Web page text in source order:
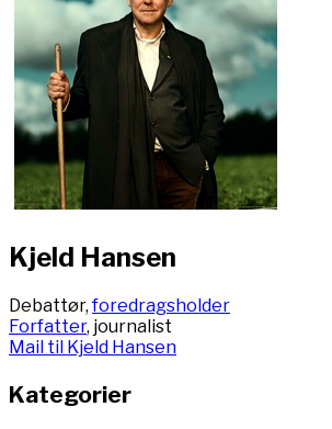
Kjeld Hansen
Debattør,foredragsholder
Forfatter, journalist
Mail til Kjeld Hansen
Kategorier